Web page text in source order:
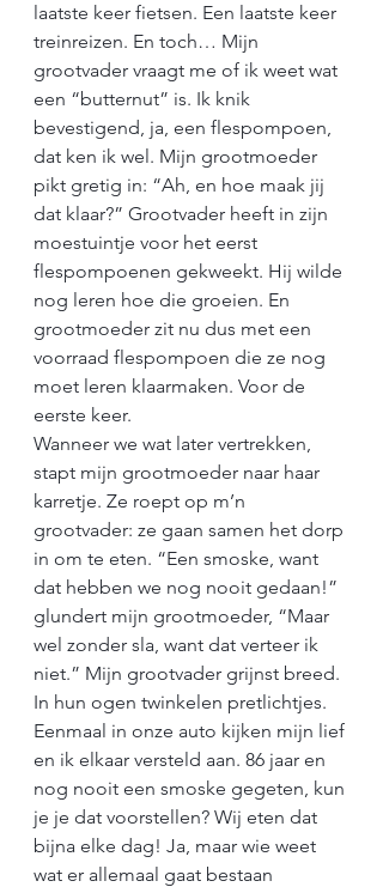
laatste keer fietsen. Een laatste keer
treinreizen. En toch… Mijn
grootvader vraagt me of ik weet wat
een “butternut” is. Ik knik
bevestigend, ja, een flespompoen,
dat ken ik wel. Mijn grootmoeder
pikt gretig in: “Ah, en hoe maak jij
dat klaar?” Grootvader heeft in zijn
moestuintje voor het eerst
flespompoenen gekweekt. Hij wilde
nog leren hoe die groeien. En
grootmoeder zit nu dus met een
voorraad flespompoen die ze nog
moet leren klaarmaken. Voor de
eerste keer.
Wanneer we wat later vertrekken,
stapt mijn grootmoeder naar haar
karretje. Ze roept op m’n
grootvader: ze gaan samen het dorp
in om te eten. “Een smoske, want
dat hebben we nog nooit gedaan!”
glundert mijn grootmoeder, “Maar
wel zonder sla, want dat verteer ik
niet.” Mijn grootvader grijnst breed.
In hun ogen twinkelen pretlichtjes.
Eenmaal in onze auto kijken mijn lief
en ik elkaar versteld aan. 86 jaar en
nog nooit een smoske gegeten, kun
je je dat voorstellen? Wij eten dat
bijna elke dag! Ja, maar wie weet
wat er allemaal gaat bestaan